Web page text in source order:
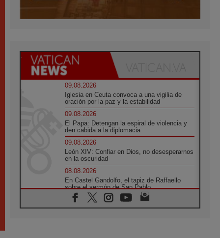
09.08.2026
Iglesia en Ceuta convoca a una vigilia de
oración por la paz y la estabilidad
09.08.2026
El Papa: Detengan la espiral de violencia y
den cabida a la diplomacia
09.08.2026
León XIV: Confiar en Dios, no desesperarnos
en la oscuridad
08.08.2026
En Castel Gandolfo, el tapiz de Raffaello
sobre el sermón de San Pablo
08.08.2026
En Colombia, «la paz no se compra con una